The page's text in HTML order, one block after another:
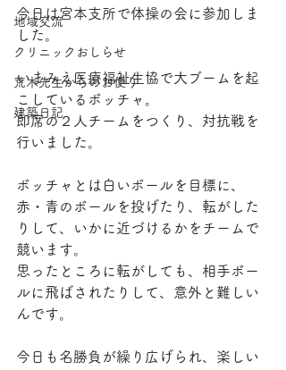
地域交流
クリニックおしらせ
荒木先生からのお便り
建築日記
今日は宮本支所で体操の会に参加しま
した。
いまみえ医療福祉生協で大ブームを起
こしているボッチャ。
即席の２人チームをつくり、対抗戦を
行いました。
ボッチャとは白いボールを目標に、
赤・青のボールを投げたり、転がした
りして、いかに近づけるかをチームで
競います。
思ったところに転がしても、相手ボー
ルに飛ばされたりして、意外と難しい
んです。
今日も名勝負が繰り広げられ、楽しい